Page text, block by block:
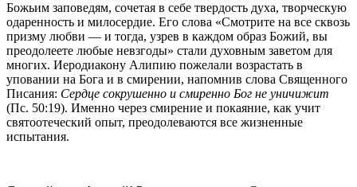
Божьим заповедям, сочетая в себе твердость духа, творческую
одаренность и милосердие. Его слова «Смотрите на все сквозь
призму любви — и тогда, узрев в каждом образ Божий, вы
преодолеете любые невзгоды» стали духовным заветом для
многих. Иеродиакону Алипию пожелали возрастать в
уповании на Бога и в смирении, напомнив слова Священного
Писания: Сердце сокрушенно и смиренно Бог не уничижит
(Пс. 50:19). Именно через смирение и покаяние, как учит
святоотеческий опыт, преодолеваются все жизненные
испытания.